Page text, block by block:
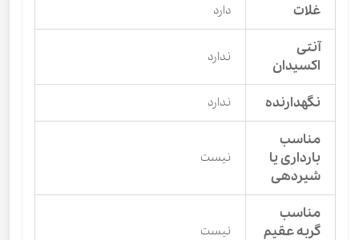
غلات دارد
آنتی
اکسیدان
ندارد
نگهدارنده ندارد
مناسب
بارداری یا
شیردهی
نیست
مناسب
گربه عقیم
نیست